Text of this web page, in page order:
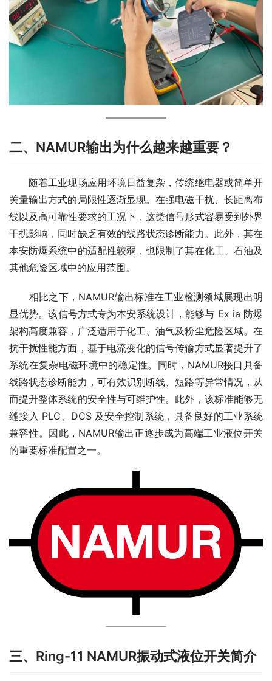
二、NAMUR输出为什么越来越重要？
随着工业现场应用环境日益复杂，传统继电器或简单开
关量输出方式的局限性逐渐显现。在强电磁干扰、长距离布
线以及高可靠性要求的工况下，这类信号形式容易受到外界
干扰影响，同时缺乏有效的线路状态诊断能力。此外，其在
本安防爆系统中的适配性较弱，也限制了其在化工、石油及
其他危险区域中的应用范围。
相比之下，NAMUR输出标准在工业检测领域展现出明
显优势。该信号方式专为本安系统设计，能够与 Ex ia 防爆
架构高度兼容，广泛适用于化工、油气及粉尘危险区域。在
抗干扰性能方面，基于电流变化的信号传输方式显著提升了
系统在复杂电磁环境中的稳定性。同时，NAMUR接口具备
线路状态诊断能力，可有效识别断线、短路等异常情况，从
而提升整体系统的安全性与可维护性。此外，该标准能够无
缝接入 PLC、DCS 及安全控制系统，具备良好的工业系统
兼容性。因此，NAMUR输出正逐步成为高端工业液位开关
的重要标准配置之一。
三、Ring-11 NAMUR振动式液位开关简介